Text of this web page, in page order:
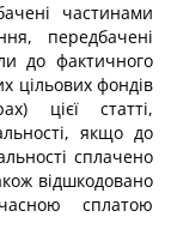
частинами
передбачені
до фактичного
цільових фондів
цієї статті,
якщо до
сплачено
відшкодовано
сплатою